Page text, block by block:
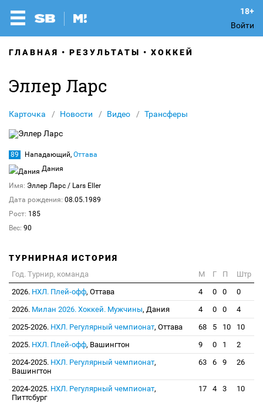
Войти
ГЛАВНАЯ РЕЗУЛЬТАТЫ ХОККЕЙ
Эллер Ларс
Карточка Новости Видео Трансферы
89 Нападающий, Оттава
Дания
Имя: Эллер Ларс / Lars Eller
Дата рождения: 08.05.1989
Рост: 185
Вес: 90
ТУРНИРНАЯ ИСТОРИЯ
Год. Турнир, команда М Г П
Штр
2026. НХЛ. Плей-офф, Оттава 4 0 0
0
2026. Милан 2026. Хоккей. Мужчины, Дания 4 0 0
4
2025-2026. НХЛ. Регулярный чемпионат, Оттава 68 5 10
10
2025. НХЛ. Плей-офф, Вашингтон 9 0 1
2
2024-2025. НХЛ. Регулярный чемпионат,
Вашингтон
63 6 9 26
2024-2025. НХЛ. Регулярный чемпионат,
Питтсбург
17 4 3 10